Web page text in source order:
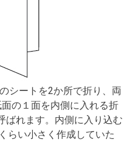
シートを2か所で折り、両
の１面を内側に入れる折
ばれます。内側に入り込む
らい小さく作成していた